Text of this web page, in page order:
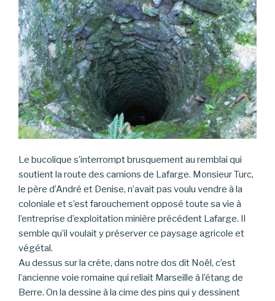
Le bucolique s’interrompt brusquement au remblai qui
soutient la route des camions de Lafarge. Monsieur Turc,
le père d’André et Denise, n’avait pas voulu vendre à la
coloniale et s’est farouchement opposé toute sa vie à
l’entreprise d’exploitation minière précédent Lafarge. Il
semble qu’il voulait y préserver ce paysage agricole et
végétal.
Au dessus sur la crête, dans notre dos dit Noël, c’est
l’ancienne voie romaine qui reliait Marseille à l’étang de
Berre. On la dessine à la cime des pins qui y dessinent